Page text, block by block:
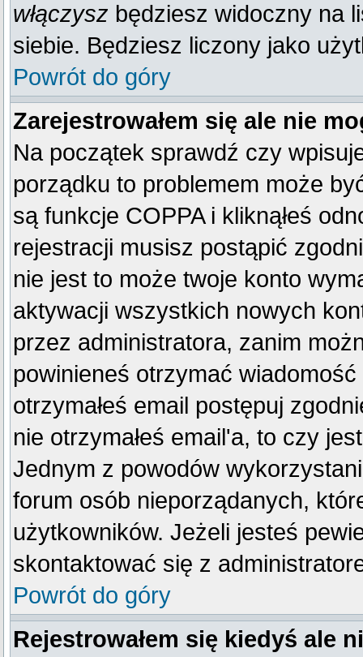
włączysz będziesz widoczny na
siebie. Będziesz liczony jako
Powrót do góry
Zarejestrowałem się ale nie
Na początek sprawdź czy
porządku to problemem może
są funkcje COPPA i kliknąłeś
rejestracji musisz postąpić
nie jest to może twoje konto
aktywacji wszystkich nowych
przez administratora, zanim
powinieneś otrzymać
otrzymałeś email postępuj
nie otrzymałeś email'a, to czy
Jednym z powodów
forum osób nieporządanych,
użytkowników. Jeżeli jesteś
skontaktować się z
Powrót do góry
Rejestrowałem się kiedyś ale